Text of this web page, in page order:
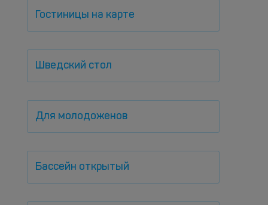
Гостиницы на карте
Шведский стол
Для молодоженов
Бассейн открытый